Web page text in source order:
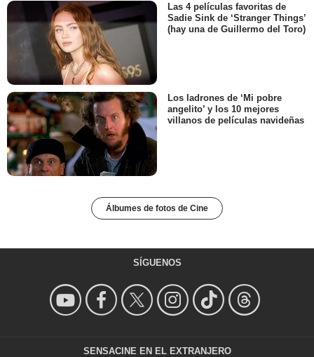
Las 4 películas favoritas de
Sadie Sink de ‘Stranger Things’
(hay una de Guillermo del Toro)
Los ladrones de ‘Mi pobre
angelito’ y los 10 mejores
villanos de películas navideñas
Álbumes de fotos de Cine
SÍGUENOS
SENSACINE EN EL EXTRANJERO